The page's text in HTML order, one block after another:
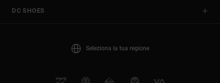
DC SHOES
Seleziona la tua regione